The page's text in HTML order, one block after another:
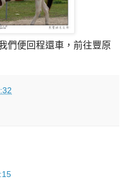
們便回程還車，前往豐原